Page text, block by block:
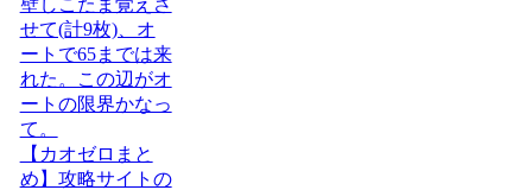
せて(計9枚)、オ
ートで65までは来
れた。この辺がオ
ートの限界かなっ
て。
【カオゼロまと
め】攻略サイトの